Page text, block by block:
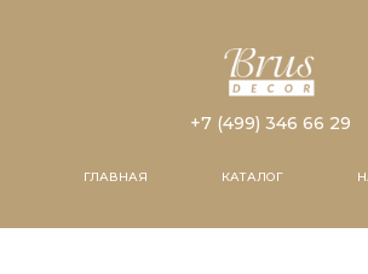
+7 (499) 346 66 29
ГЛАВНАЯ КАТАЛОГ